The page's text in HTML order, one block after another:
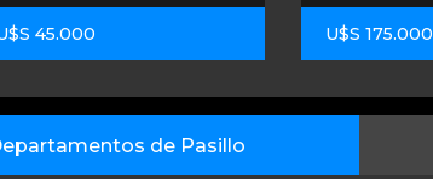
45.000 U$S 175.000
de Pasillo